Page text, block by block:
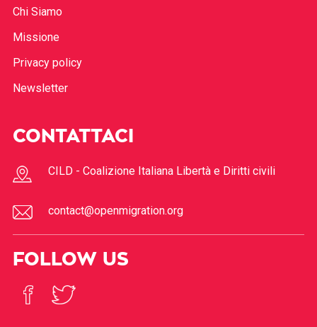
Chi Siamo
Missione
Privacy policy
Newsletter
CONTATTACI
CILD - Coalizione Italiana Libertà e Diritti civili
contact@openmigration.org
FOLLOW US